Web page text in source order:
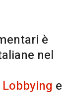
è
nel
Lobbying e